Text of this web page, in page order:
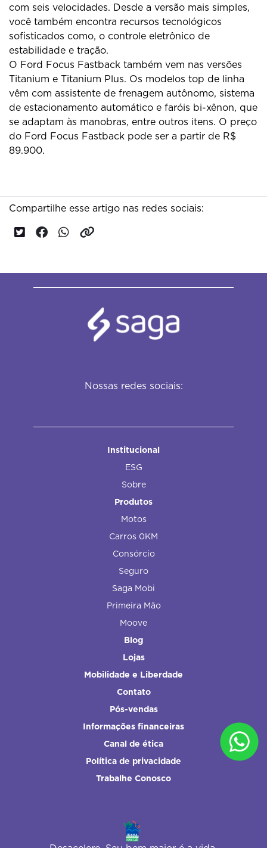
com seis velocidades. Desde a versão mais simples,
você também encontra recursos tecnológicos
sofisticados como, o controle eletrônico de
estabilidade e tração.
O Ford Focus Fastback também vem nas versões
Titanium e Titanium Plus. Os modelos top de linha
vêm com assistente de frenagem autônomo, sistema
de estacionamento automático e faróis bi-xênon, que
se adaptam às manobras, entre outros itens. O preço
do Ford Focus Fastback pode ser a partir de R$
89.900.
Compartilhe esse artigo nas redes sociais:
Nossas redes sociais:
Institucional
ESG
Sobre
Produtos
Motos
Carros 0KM
Consórcio
Seguro
Saga Mobi
Primeira Mão
Moove
Blog
Lojas
Mobilidade e Liberdade
Contato
Pós-vendas
Informações financeiras
Canal de ética
Política de privacidade
Trabalhe Conosco